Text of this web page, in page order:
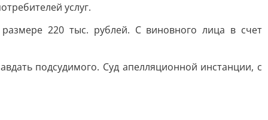
услуг.
220 тыс. рублей. С виновного лица в счет
подсудимого. Суд апелляционной инстанции, с